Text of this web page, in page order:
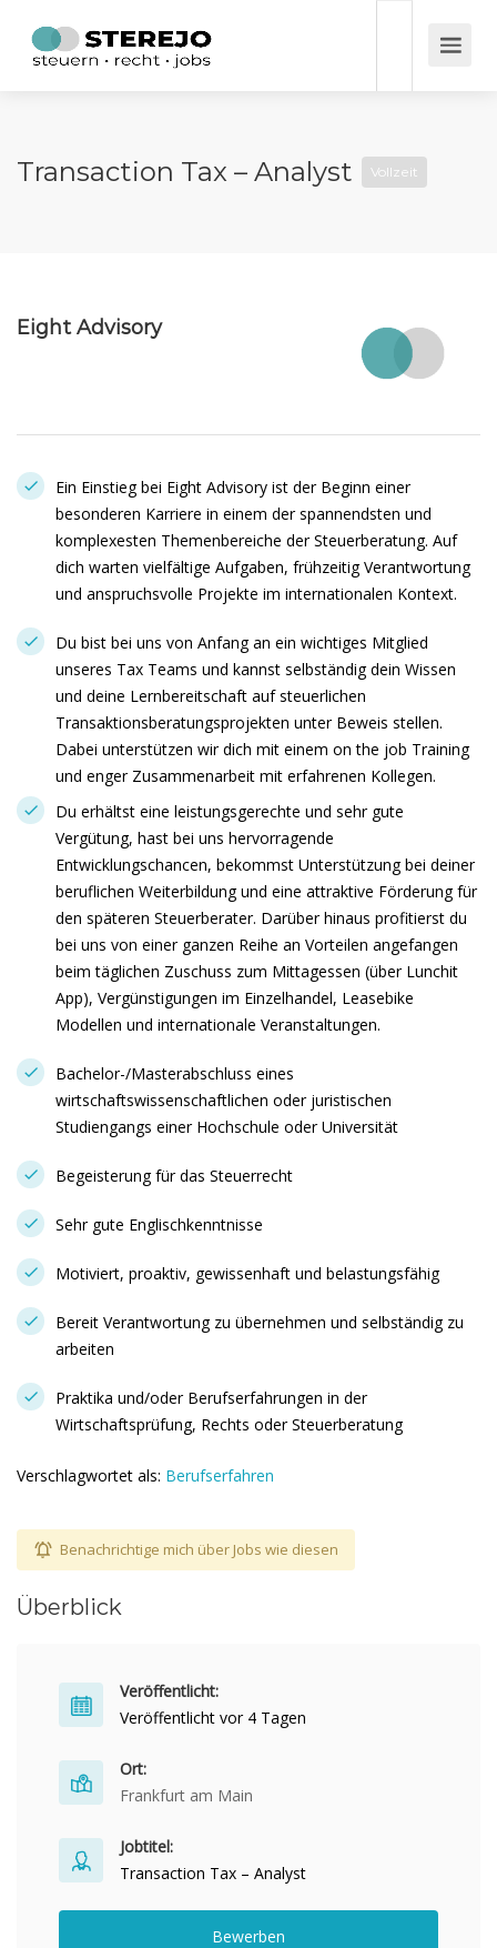
Transaction Tax – Analyst Vollzeit
Eight Advisory
Ein Einstieg bei Eight Advisory ist der Beginn einer
besonderen Karriere in einem der spannendsten und
komplexesten Themenbereiche der Steuerberatung. Auf
dich warten vielfältige Aufgaben, frühzeitig Verantwortung
und anspruchsvolle Projekte im internationalen Kontext.
Du bist bei uns von Anfang an ein wichtiges Mitglied
unseres Tax Teams und kannst selbständig dein Wissen
und deine Lernbereitschaft auf steuerlichen
Transaktionsberatungsprojekten unter Beweis stellen.
Dabei unterstützen wir dich mit einem on the job Training
und enger Zusammenarbeit mit erfahrenen Kollegen.
Du erhältst eine leistungsgerechte und sehr gute
Vergütung, hast bei uns hervorragende
Entwicklungschancen, bekommst Unterstützung bei deiner
beruflichen Weiterbildung und eine attraktive Förderung für
den späteren Steuerberater. Darüber hinaus profitierst du
bei uns von einer ganzen Reihe an Vorteilen angefangen
beim täglichen Zuschuss zum Mittagessen (über Lunchit
App), Vergünstigungen im Einzelhandel, Leasebike
Modellen und internationale Veranstaltungen.
Bachelor-/Masterabschluss eines
wirtschaftswissenschaftlichen oder juristischen
Studiengangs einer Hochschule oder Universität
Begeisterung für das Steuerrecht
Sehr gute Englischkenntnisse
Motiviert, proaktiv, gewissenhaft und belastungsfähig
Bereit Verantwortung zu übernehmen und selbständig zu
arbeiten
Praktika und/oder Berufserfahrungen in der
Wirtschaftsprüfung, Rechts oder Steuerberatung
Verschlagwortet als: Berufserfahren
Benachrichtige mich über Jobs wie diesen
Überblick
Veröffentlicht:
Veröffentlicht vor 4 Tagen
Ort:
Frankfurt am Main
Jobtitel:
Transaction Tax – Analyst
Bewerben